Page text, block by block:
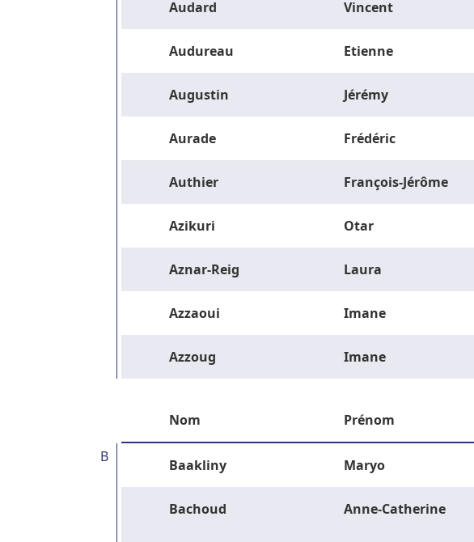
Audard Vincent
Audureau Etienne
Augustin Jérémy
Aurade Frédéric
Authier François-Jérôme
Azikuri Otar
Aznar-Reig Laura
Azzaoui Imane
Azzoug Imane
Nom Prénom
B Baakliny Maryo
Bachoud Anne-Catherine